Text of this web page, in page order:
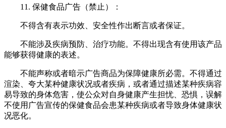
11. 保健食品广告（禁止）：
不得含有表示功效、安全性作出断言或者保证。
不能涉及疾病预防、治疗功能。不得出现含有使用该产品
能够获得健康的表述。
不能声称或者暗示广告商品为保障健康所必需。不得通过
渲染、夸大某种健康状况或者疾病，或者通过描述某种疾病容
易导致的身体危害，使公众对自身健康产生担忧、恐惧，误解
不使用广告宣传的保健食品会患某种疾病或者导致身体健康状
况恶化。